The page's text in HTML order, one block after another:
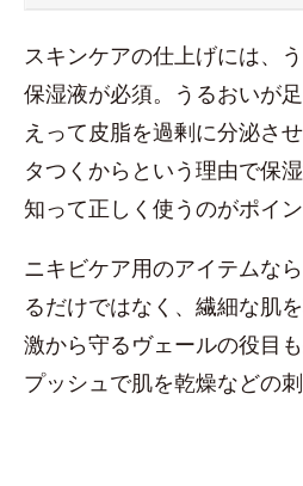
スキンケアの仕上げには、
保湿液が必須。うるおいが
えって皮脂を過剰に分泌さ
タつくからという理由で保
知って正しく使うのがポイン
ニキビケア用のアイテムな
るだけではなく、繊細な肌
激から守るヴェールの役目
プッシュで肌を乾燥などの